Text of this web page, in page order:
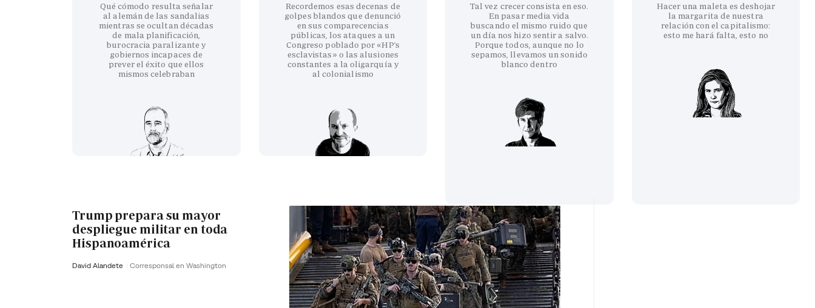
Qué cómodo resulta señalar
al alemán de las sandalias
mientras se ocultan décadas
de mala planificación,
burocracia paralizante y
gobiernos incapaces de
prever el éxito que ellos
mismos celebraban
Recordemos esas decenas de
golpes blandos que denunció
en sus comparecencias
públicas, los ataques a un
Congreso poblado por «HP’s
esclavistas» o las alusiones
constantes a la oligarquía y
al colonialismo
Tal vez crecer consista en eso.
En pasar media vida
buscando el mismo ruido que
un día nos hizo sentir a salvo.
Porque todos, aunque no lo
sepamos, llevamos un sonido
blanco dentro
Hacer una maleta es deshojar
la margarita de nuestra
relación con el capitalismo:
esto me hará falta, esto no
Trump prepara su mayor
despliegue militar en toda
Hispanoamérica
David Alandete Corresponsal en Washington